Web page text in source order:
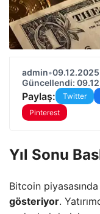
admin•
Güncellendi:
Paylaş: Twitter
Pinterest
Yıl Sonu
Bitcoin
gösteriyor.